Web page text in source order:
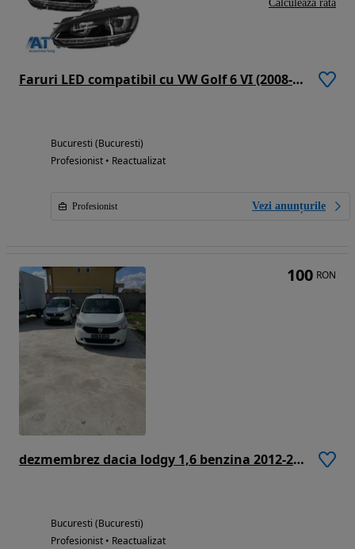
Faruri LED compatibil cu VW Golf 6 VI (2008-up) Design Golf 7 3D U Design Semnal LED Dinamic
Bucuresti (Bucuresti)
Profesionist • Reactualizat
Profesionist Vezi anunțurile
Calculeaza rata
dezmembrez dacia lodgy 1,6 benzina 2012-2020
Bucuresti (Bucuresti)
Profesionist • Reactualizat
100 RON